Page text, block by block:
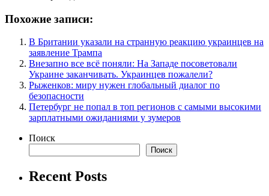
Похожие записи:
В Британии указали на странную реакцию украинцев на
заявление Трампа
Внезапно все всё поняли: На Западе посоветовали
Украине заканчивать. Украинцев пожалели?
Рыженков: миру нужен глобальный диалог по
безопасности
Петербург не попал в топ регионов с самыми высокими
зарплатными ожиданиями у зумеров
Поиск
Поиск
Recent Posts